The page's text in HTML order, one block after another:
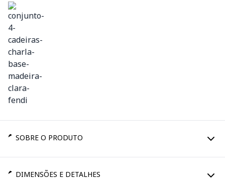
SOBRE O PRODUTO
DIMENSÕES E DETALHES